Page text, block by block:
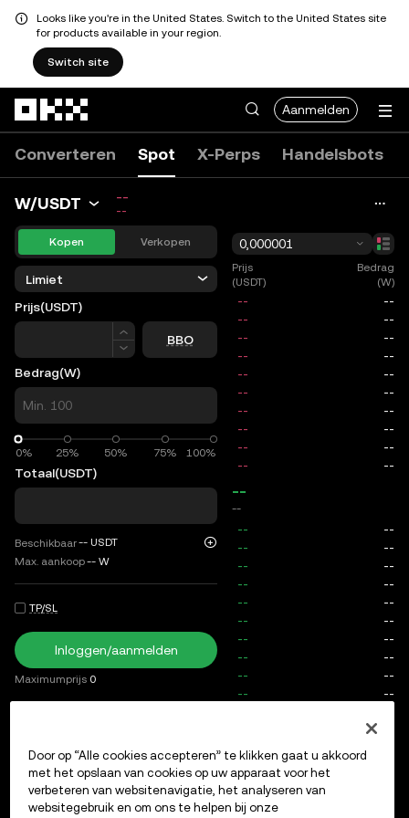
Looks like you're in the United States. Switch to the United States site
for products available in your region.
Switch site
Aanmelden
Converteren Spot X-Perps Handelsbots
W/USDT --
--
Kopen Verkopen
Limiet
Prijs(USDT)
Prijs
BBO
Bedrag(W)
0% 25% 50% 75% 100%
0%
Totaal(USDT)
Beschikbaar-- USDT
Max. aankoop-- W
TP/SL
Inloggen/aanmelden
Maximumprijs 0
0,000001
Prijs
(USDT)
Bedrag
(W)
--
--
Openstaande orders Ordergeschiedenis Openstaande
Door op “Alle cookies accepteren” te klikken gaat u akkoord
met het opslaan van cookies op uw apparaat voor het
verbeteren van websitenavigatie, het analyseren van
websitegebruik en om ons te helpen bij onze